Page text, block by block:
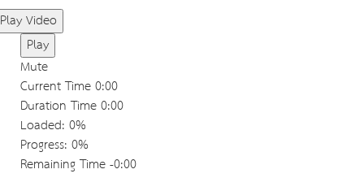
Play Video
Play
Mute
Current Time0:00
Duration Time0:00
Loaded: 0%
Progress: 0%
Remaining Time-0:00